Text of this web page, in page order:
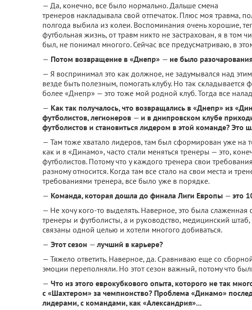
— Да, конечно, все было нормально. Дальше смена
тренеров накладывала свой отпечаток. Плюс моя травма,
полгода выбила из колеи. Воспоминания очень хорошие,
футбольная жизнь, от травм никто не застрахован, я в том
был, не понимал многого. Сейчас все предусматриваю, в
— Потом возвращение в «Днепр» — не было
— Я воспринимал это как должное, не задумывался над
везде быть полезным, помогать клубу. Но так складывается
более «Днепр» — это тоже мой родной клуб. Тогда все
— Как так получалось, что возвращались в «Днепр» из
футболистов, легионеров — и в днипровском клубе
футболистов и становиться лидером в этой команде? Это
— Там тоже хватало лидеров, там был сформирован уже на
как и в «Динамо», часто стали меняться тренеры — это,
футболистов. Потому что у каждого тренера свои
разному относится. Когда там все стало на свои места и
требованиями тренера, все было уже в порядке.
— Команда, которая дошла до финала Лиги Европы — это
— Не хочу кого-то выделять. Наверное, это была слаженная
тренеры и футболисты, а и руководство, медицинский
связаны одной целью и хотели многого добиваться.
— Этот сезон —лучший в карьере?
— Тяжело ответить. Наверное, да. Сравниваю еще со
эмоции переполняли. Но этот сезон важный, потому что
— Что из этого еврокубкового опыта, которого не так
с «Шахтером» за чемпионство? Проблема «Динамо»
лидерами, с командами, как «Александрия»...